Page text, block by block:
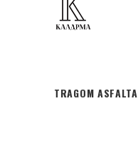
TRAGOM ASFALTA